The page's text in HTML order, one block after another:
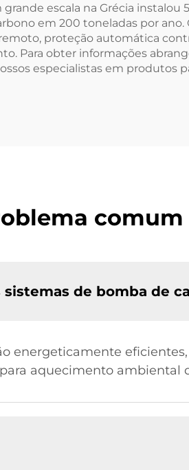
escala na Grécia
em 200 toneladas por
proteção automática
Para obter informações
especialistas em produtos
comum
de bomba de
energeticamente
aquecimento ambiental